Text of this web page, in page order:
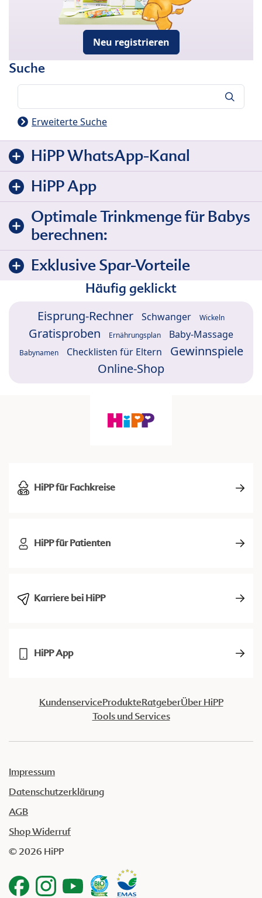
Neu registrieren
Suche
Erweiterte Suche
HiPP WhatsApp-Kanal
HiPP App
Optimale Trinkmenge für Babys
berechnen:
Exklusive Spar-Vorteile
Häufig geklickt
Eisprung-Rechner Schwanger Wickeln
Gratisproben Ernährungsplan Baby-Massage
Babynamen Checklisten für Eltern
Gewinnspiele
Online-Shop
HiPP für Fachkreise
HiPP für Patienten
Karriere bei HiPP
HiPP App
KundenserviceProdukteRatgeberÜber HiPP
Tools und Services
Impressum
Datenschutzerklärung
AGB
Shop Widerruf
© 2026 HiPP